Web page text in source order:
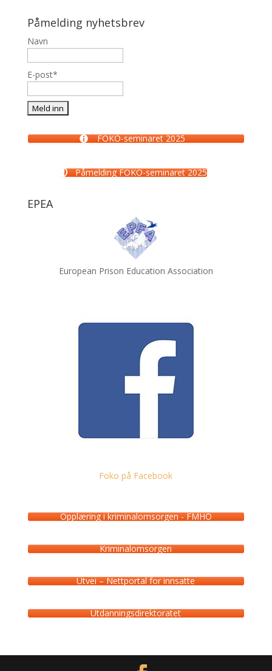
Påmelding nyhetsbrev
Navn
E-post*
FOKO-seminaret 2025
Påmelding FOKO-seminaret 2025
EPEA
European Prison Education Association
Foko på Facebook
Opplæring i kriminalomsorgen - FMHO
Kriminalomsorgen
Utvei – Nettportal for innsatte
Utdanningsdirektoratet